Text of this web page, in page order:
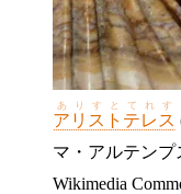
アリストテレス
ありすとてれす
マ・アルテンプ
Wikimedia